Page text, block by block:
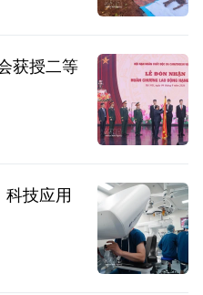
获授二等
技应用